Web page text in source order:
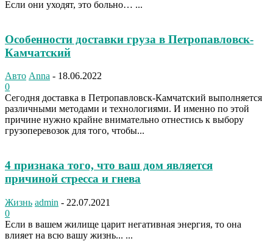
Если они уходят, это больно… ...
Особенности доставки груза в Петропавловск-
Камчатский
Авто Anna - 18.06.2022
0
Сегодня доставка в Петропавловск-Камчатский выполняется
различными методами и технологиями. И именно по этой
причине нужно крайне внимательно отнестись к выбору
грузоперевозок для того, чтобы...
4 признака того, что ваш дом является
причиной стресса и гнева
Жизнь admin - 22.07.2021
0
Если в вашем жилище царит негативная энергия, то она
влияет на всю вашу жизнь... ...